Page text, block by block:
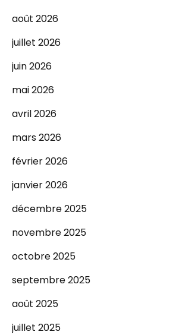
août 2026
juillet 2026
juin 2026
mai 2026
avril 2026
mars 2026
février 2026
janvier 2026
décembre 2025
novembre 2025
octobre 2025
septembre 2025
août 2025
juillet 2025